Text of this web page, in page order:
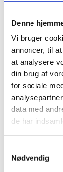
Denne
Vi bruger
annoncer, til
at analysere
din brug af
for sociale
data med
de har
Nødvendig
KORPHUS
4930 Maribo
Tlf:+45 23115758
Mail:
CVR 35376933
@2026 korphus
LINKS
Bliv en del